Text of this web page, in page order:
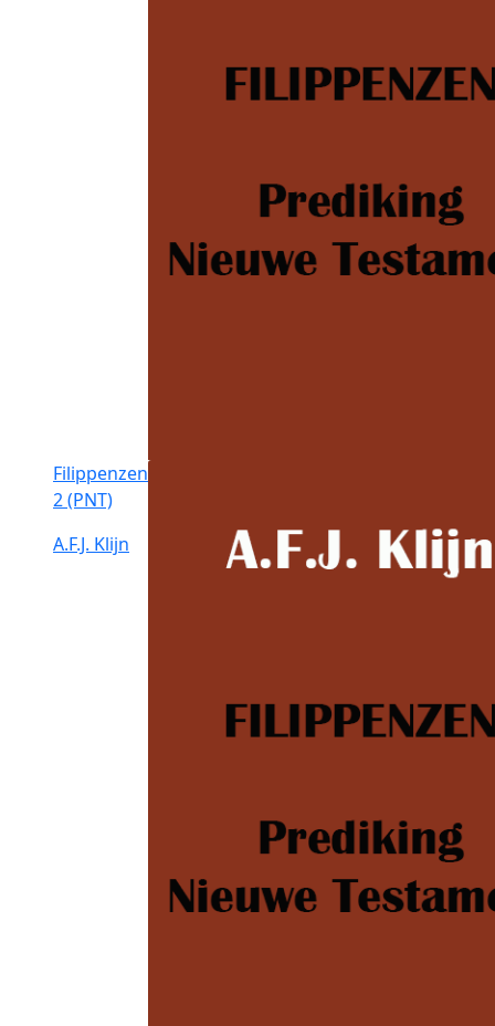
Filippenzen
2 (PNT)
A.F.J. Klijn